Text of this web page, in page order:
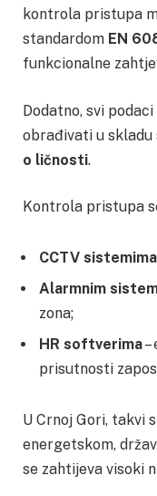
kontrola pristupa
standardom EN
funkcionalne
Dodatno, svi
obrađivati u skladu
o ličnosti.
Kontrola pristupa
CCTV sistemima
Alarmnim
zona;
HR softverima–
prisutnosti
U Crnoj Gori, takvi
energetskom,
se zahtijeva visoki